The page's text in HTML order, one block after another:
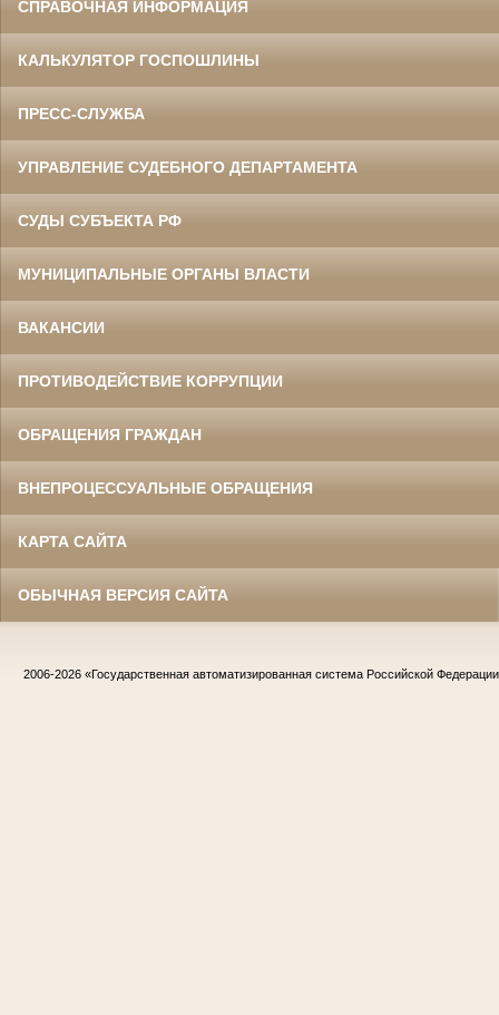
СПРАВОЧНАЯ ИНФОРМАЦИЯ
КАЛЬКУЛЯТОР ГОСПОШЛИНЫ
ПРЕСС-СЛУЖБА
УПРАВЛЕНИЕ СУДЕБНОГО ДЕПАРТАМЕНТА
СУДЫ СУБЪЕКТА РФ
МУНИЦИПАЛЬНЫЕ ОРГАНЫ ВЛАСТИ
ВАКАНСИИ
ПРОТИВОДЕЙСТВИЕ КОРРУПЦИИ
ОБРАЩЕНИЯ ГРАЖДАН
ВНЕПРОЦЕССУАЛЬНЫЕ ОБРАЩЕНИЯ
КАРТА САЙТА
ОБЫЧНАЯ ВЕРСИЯ САЙТА
2006-2026 «Государственная автоматизированная система Российской